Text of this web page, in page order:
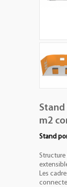
m2
Stand
Les